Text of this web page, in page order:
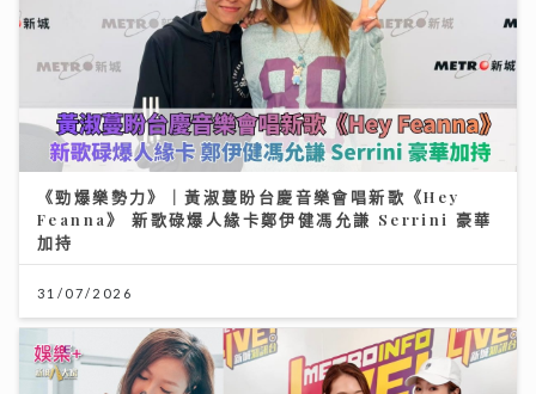
《勁爆樂勢力》｜黃淑蔓盼台慶音樂會唱新歌《Hey
Feanna》 新歌碌爆人緣卡鄭伊健馮允謙 Serrini 豪華
加持
31/07/2026